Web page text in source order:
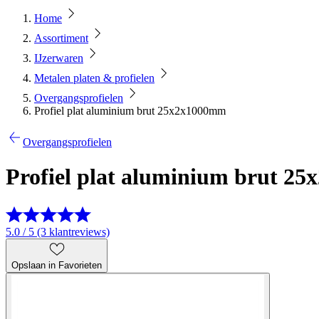
Home
Assortiment
IJzerwaren
Metalen platen & profielen
Overgangsprofielen
Profiel plat aluminium brut 25x2x1000mm
Overgangsprofielen
Profiel plat aluminium brut
5.0 / 5 (3 klantreviews)
Opslaan in Favorieten